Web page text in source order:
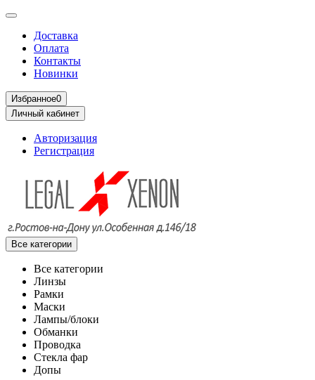
Доставка
Оплата
Контакты
Новинки
Избранное0
Личный кабинет
Авторизация
Регистрация
Все категории
Все категории
Линзы
Рамки
Маски
Лампы/блоки
Обманки
Проводка
Стекла фар
Допы